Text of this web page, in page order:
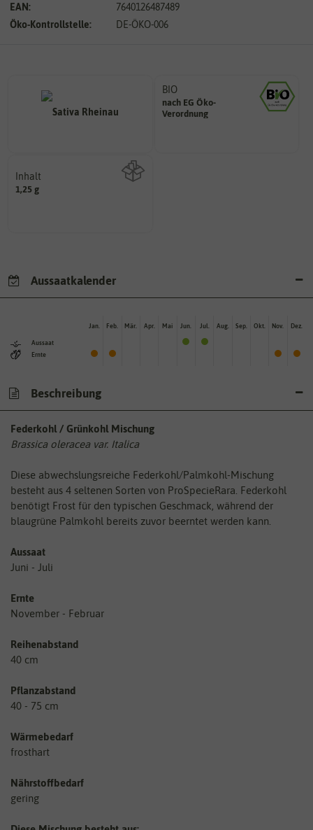
EAN:
7640126487489
Öko-Kontrollstelle:
DE-ÖKO-006
BIO
nach EG Öko-
Verordnung
den Richtlinien der biologischen
Landwirtschaft arbeiten.
Inhalt
1,25 g
Aussaatkalender
Aussaat
Ernte
Jan. Feb. Mär. Apr. Mai Jun. Jul. Aug. Sep. Okt. Nov. Dez.
Beschreibung
Federkohl / Grünkohl Mischung
Brassica oleracea var. Italica
Diese abwechslungsreiche Federkohl/Palmkohl-Mischung
besteht aus 4 seltenen Sorten von ProSpecieRara. Federkohl
benötigt Frost für den typischen Geschmack, während der
blaugrüne Palmkohl bereits zuvor beerntet werden kann.
Aussaat
Juni - Juli
Ernte
November - Februar
Reihenabstand
40 cm
Pflanzabstand
40 - 75 cm
Wärmebedarf
frosthart
Nährstoffbedarf
gering